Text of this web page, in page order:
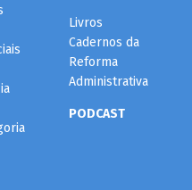
Livros
Cadernos da
Reforma
Administrativa
PODCAST